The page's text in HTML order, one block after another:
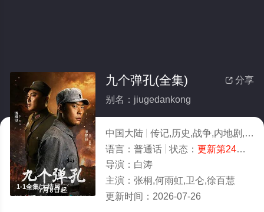
1-1全集/大结局
 分享
九个弹孔(全集)
别名：jiugedankong
中国大陆
传记,历史,战争,内地剧,大陆
语言： 普通话 状态： 更新第24集
导演： 白涛
主演： 张桐,何雨虹,卫仑,徐百慧
更新时间： 2026-07-26